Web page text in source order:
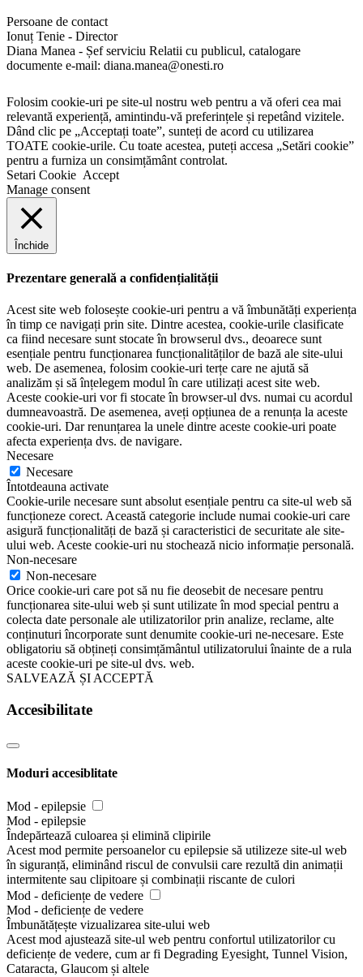
Persoane de contact
Ionuț Tenie - Director
Diana Manea - Șef serviciu Relatii cu publicul, catalogare
documente e-mail: diana.manea@onesti.ro
Folosim cookie-uri pe site-ul nostru web pentru a vă oferi cea mai
relevantă experiență, amintindu-vă preferințele și repetând vizitele.
Dând clic pe „Acceptați toate”, sunteți de acord cu utilizarea
TOATE cookie-urile. Cu toate acestea, puteți accesa „Setări cookie”
pentru a furniza un consimțământ controlat.
Setari Cookie Accept
Manage consent
Închide
Prezentare generală a confidențialității
Acest site web folosește cookie-uri pentru a vă îmbunătăți experiența
în timp ce navigați prin site. Dintre acestea, cookie-urile clasificate
ca fiind necesare sunt stocate în browserul dvs., deoarece sunt
esențiale pentru funcționarea funcționalităților de bază ale site-ului
web. De asemenea, folosim cookie-uri terțe care ne ajută să
analizăm și să înțelegem modul în care utilizați acest site web.
Aceste cookie-uri vor fi stocate în browser-ul dvs. numai cu acordul
dumneavoastră. De asemenea, aveți opțiunea de a renunța la aceste
cookie-uri. Dar renunțarea la unele dintre aceste cookie-uri poate
afecta experiența dvs. de navigare.
Necesare
Necesare
Întotdeauna activate
Cookie-urile necesare sunt absolut esențiale pentru ca site-ul web să
funcționeze corect. Această categorie include numai cookie-uri care
asigură funcționalități de bază și caracteristici de securitate ale site-
ului web. Aceste cookie-uri nu stochează nicio informație personală.
Non-necesare
Non-necesare
Orice cookie-uri care pot să nu fie deosebit de necesare pentru
funcționarea site-ului web și sunt utilizate în mod special pentru a
colecta date personale ale utilizatorilor prin analize, reclame, alte
conținuturi încorporate sunt denumite cookie-uri ne-necesare. Este
obligatoriu să obțineți consimțământul utilizatorului înainte de a rula
aceste cookie-uri pe site-ul dvs. web.
SALVEAZĂ ȘI ACCEPTĂ
Accesibilitate
Moduri accesiblitate
Mod - epilepsie
Mod - epilepsie
Îndepărtează culoarea și elimină clipirile
Acest mod permite persoanelor cu epilepsie să utilizeze site-ul web
în siguranță, eliminând riscul de convulsii care rezultă din animații
intermitente sau clipitoare și combinații riscante de culori
Mod - deficiențe de vedere
Mod - deficiențe de vedere
Îmbunătățește vizualizarea site-ului web
Acest mod ajustează site-ul web pentru confortul utilizatorilor cu
deficiențe de vedere, cum ar fi Degrading Eyesight, Tunnel Vision,
Cataracta, Glaucom și altele